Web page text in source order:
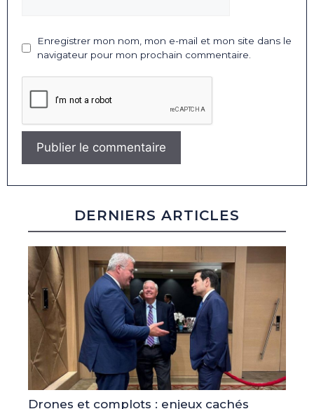
Enregistrer mon nom, mon e-mail et mon site dans le
navigateur pour mon prochain commentaire.
DERNIERS ARTICLES
Drones et complots : enjeux cachés